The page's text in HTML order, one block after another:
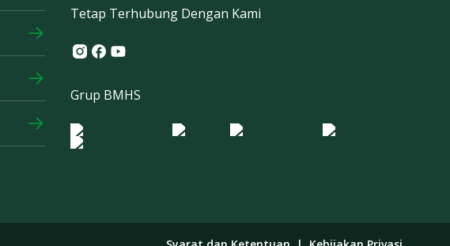
Tetap Terhubung Dengan Kami
Instagram
Facebook
Youtube
Grup BMHS
Logo Morula IFV Logo ER Logo Diagnos
Logo IRSI